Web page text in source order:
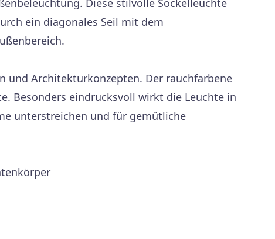
Diese stilvolle Sockelleuchte
ein diagonales Seil mit dem
und Architekturkonzepten. Der rauchfarbene
Besonders eindrucksvoll wirkt die Leuchte in
unterstreichen und für gemütliche